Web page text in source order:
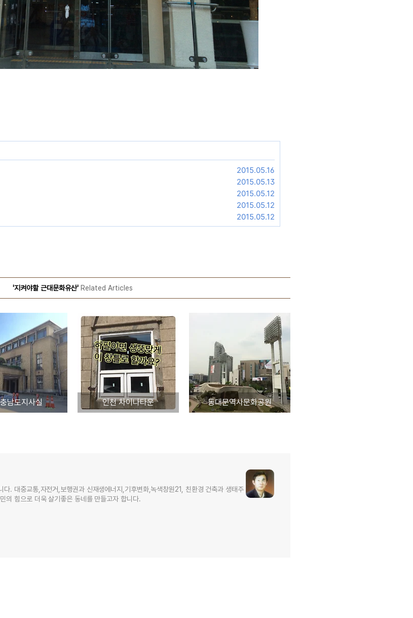
2015.05.16
2015.05.13
2015.05.12
2015.05.12
2015.05.12
'지켜야할 근대문화유산'Related Articles
남도지사실 인천 차이나타운 동대문역사문화공원
. 대중교통,자전거,보행권과 신재생에너지,기후변화,녹색창원21, 친환경 건축과 생태주
의 힘으로 더욱 살기좋은 동네를 만들고자 합니다.